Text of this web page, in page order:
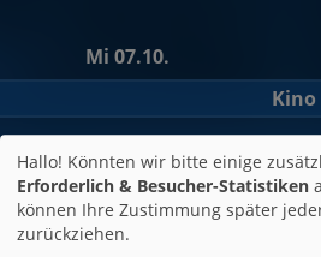
Mi 07.10.
Kino
Kino
Hallo! Könnten wir bitte einige
Erforderlich & Besucher-Statistiken
können Ihre Zustimmung später
zurückziehen.